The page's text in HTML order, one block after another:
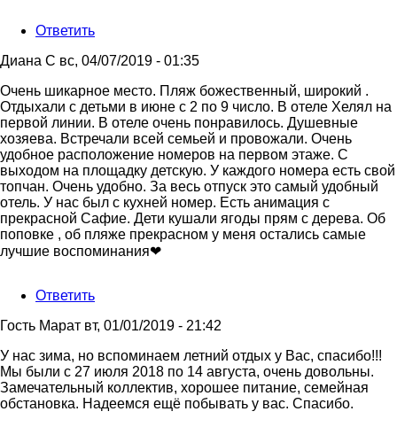
Ответить
Диана С вс, 04/07/2019 - 01:35
Очень шикарное место. Пляж божественный, широкий .
Отдыхали с детьми в июне с 2 по 9 число. В отеле Хелял на
первой линии. В отеле очень понравилось. Душевные
хозяева. Встречали всей семьей и провожали. Очень
удобное расположение номеров на первом этаже. С
выходом на площадку детскую. У каждого номера есть свой
топчан. Очень удобно. За весь отпуск это самый удобный
отель. У нас был с кухней номер. Есть анимация с
прекрасной Сафие. Дети кушали ягоды прям с дерева. Об
поповке , об пляже прекрасном у меня остались самые
лучшие воспоминания❤
Ответить
Гость Марат вт, 01/01/2019 - 21:42
У нас зима, но вспоминаем летний отдых у Вас, спасибо!!!
Мы были с 27 июля 2018 по 14 августа, очень довольны.
Замечательный коллектив, хорошее питание, семейная
обстановка. Надеемся ещё побывать у вас. Спасибо.